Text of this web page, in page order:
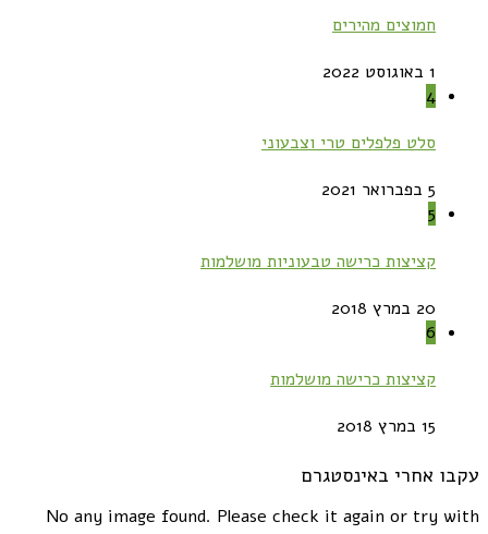
חמוצים מהירים
1 באוגוסט 2022
4
סלט פלפלים טרי וצבעוני
5 בפברואר 2021
5
קציצות כרישה טבעוניות מושלמות
20 במרץ 2018
6
קציצות כרישה מושלמות
15 במרץ 2018
עקבו אחרי באינסטגרם
No any image found. Please check it again or try with